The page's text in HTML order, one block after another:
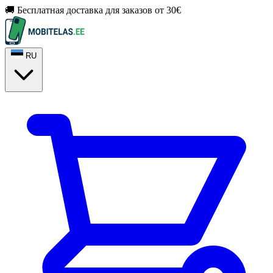
🚚 Бесплатная доставка для заказов от 30€
RU